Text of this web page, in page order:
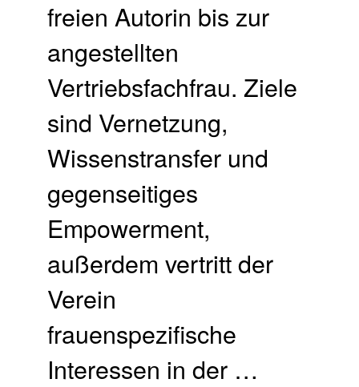
freien Autorin bis zur
angestellten
Vertriebsfachfrau. Ziele
sind Vernetzung,
Wissenstransfer und
gegenseitiges
Empowerment,
außerdem vertritt der
Verein
frauenspezifische
Interessen in der …